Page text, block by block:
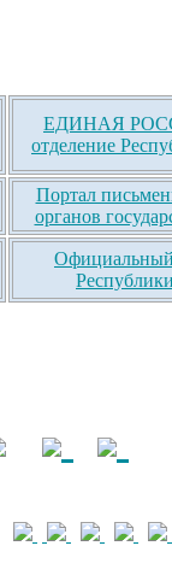
ЕДИНАЯ
отделение
Портал
органов
Официальный